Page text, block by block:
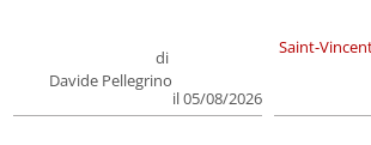
di
Davide Pellegrino
il 05/08/2026
Saint-